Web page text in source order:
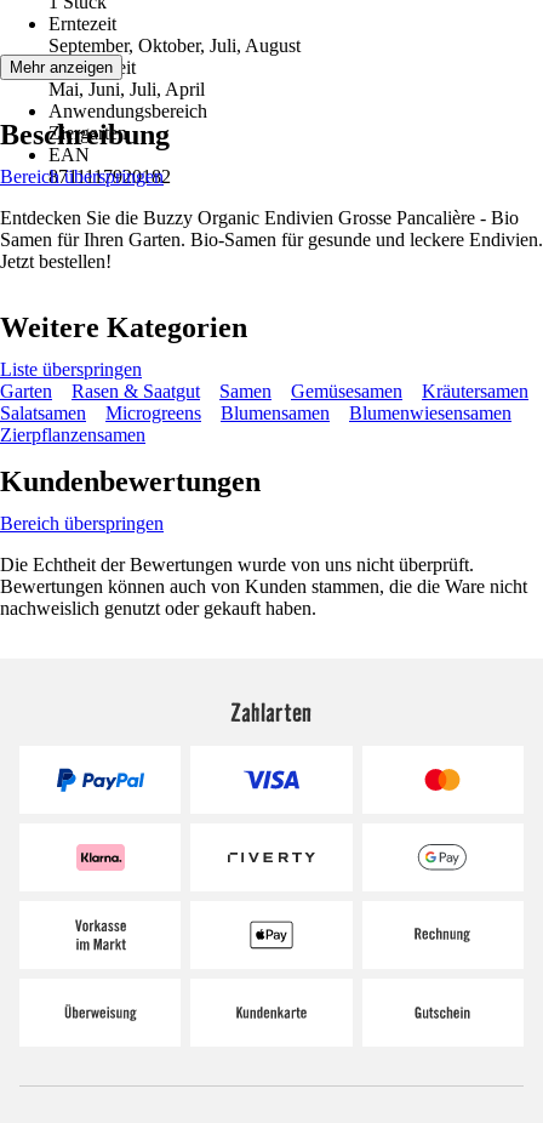
Erntezeit
September, Oktober, Juli, August
Aussaatzeit
Mai, Juni, Juli, April
Anwendungsbereich
Ziergarten
EAN
8711117920182
Mehr anzeigen
Beschreibung
Bereich überspringen
Entdecken Sie die Buzzy Organic Endivien Grosse Pancalière - Bio
Samen für Ihren Garten. Bio-Samen für gesunde und leckere Endivien.
Jetzt bestellen!
Weitere Kategorien
Liste überspringen
Garten
Rasen & Saatgut Samen Gemüsesamen
Kräutersamen
Salatsamen
Microgreens Blumensamen
Blumenwiesensamen
Zierpflanzensamen
Kundenbewertungen
Bereich überspringen
Die Echtheit der Bewertungen wurde von uns nicht überprüft.
Bewertungen können auch von Kunden stammen, die die Ware nicht
nachweislich genutzt oder gekauft haben.
Zahlarten